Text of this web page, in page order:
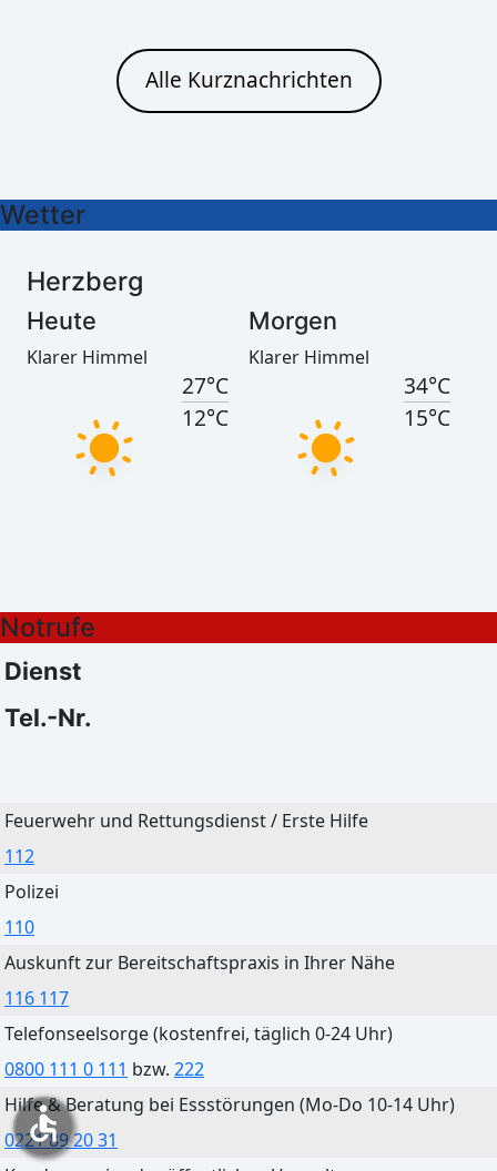
Alle Kurznachrichten
Wetter
Klarer Himmel
27°C
Morgen
Ein paar Wolken
Herzberg
Heute
Klarer Himmel
27°C
12°C
Morgen
Klarer Himmel
34°C
15°C
Klarer Himmel
27°C
33°C
Bautzen
Heute
Klarer Himmel
12°C
Cottbus
Heute
Klarer Himmel
Morgen
Notrufe
Dienst
Tel.-Nr.
Feuerwehr und Rettungsdienst / Erste Hilfe
112
Polizei
110
Auskunft zur Bereitschaftspraxis in Ihrer Nähe
116 117
Telefonseelsorge (kostenfrei, täglich 0-24 Uhr)
0800 111 0 111 bzw. 222
Hilfe & Beratung bei Essstörungen (Mo-Do 10-14 Uhr)
0221 89 20 31
accessible